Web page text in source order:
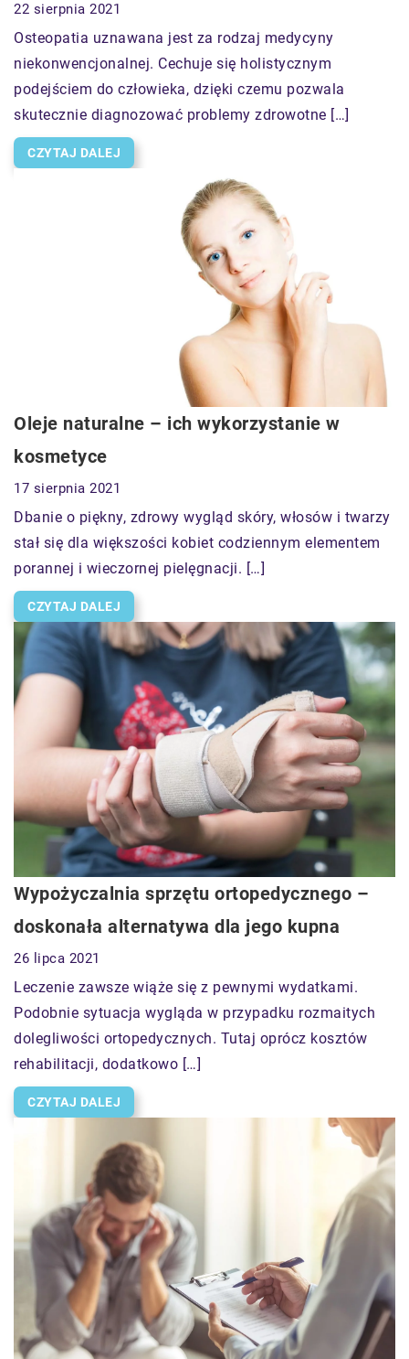
22 sierpnia 2021
Osteopatia uznawana jest za rodzaj medycyny
niekonwencjonalnej. Cechuje się holistycznym
podejściem do człowieka, dzięki czemu pozwala
skutecznie diagnozować problemy zdrowotne […]
CZYTAJ DALEJ
Oleje naturalne – ich wykorzystanie w
kosmetyce
17 sierpnia 2021
Dbanie o piękny, zdrowy wygląd skóry, włosów i twarzy
stał się dla większości kobiet codziennym elementem
porannej i wieczornej pielęgnacji. […]
CZYTAJ DALEJ
Wypożyczalnia sprzętu ortopedycznego –
doskonała alternatywa dla jego kupna
26 lipca 2021
Leczenie zawsze wiąże się z pewnymi wydatkami.
Podobnie sytuacja wygląda w przypadku rozmaitych
dolegliwości ortopedycznych. Tutaj oprócz kosztów
rehabilitacji, dodatkowo […]
CZYTAJ DALEJ